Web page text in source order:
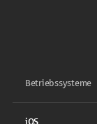
Betriebssysteme
iOS